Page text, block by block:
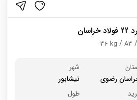
36 kg A3
رضوی
شهر
نیشابور
طول